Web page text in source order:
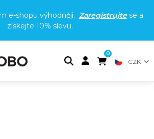
e-shopu výhodněji. Zaregistrujtese a
získejte 10% slevu.
0
CZK